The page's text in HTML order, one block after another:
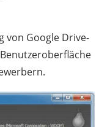
von Google Drive-